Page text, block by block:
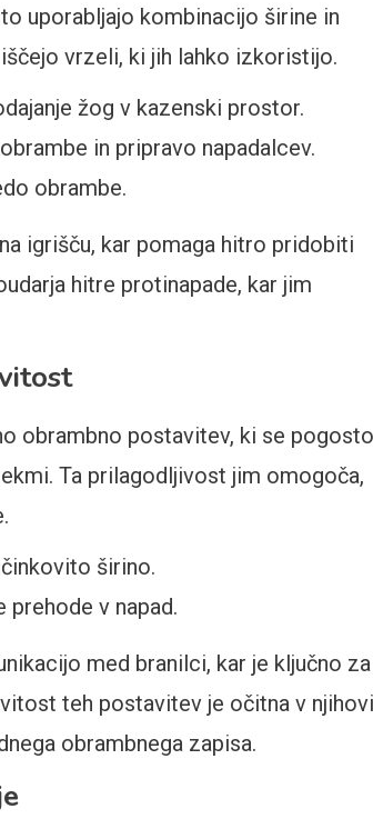
uporabljajo kombinacijo širine in
vrzeli, ki jih lahko izkoristijo.
žog v kazenski prostor.
in pripravo napadalcev.
obrambe.
igrišču, kar pomaga hitro pridobiti
hitre protinapade, kar jim
obrambno postavitev, ki se pogosto
Ta prilagodljivost jim omogoča,
širino.
v napad.
med branilci, kar je ključno za
teh postavitev je očitna v njihovi
obrambnega zapisa.